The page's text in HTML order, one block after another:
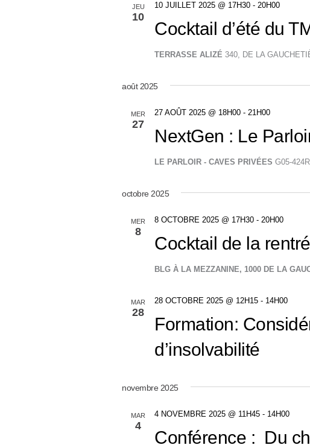
JEU
10
Cocktail d’été du
10 JUILLET 2025 @ 17H30 - 20H00
TERRASSE ALIZÉ 340, DE LA
août 2025
MER
27
NextGen : Le
27 AOÛT 2025 @ 18H00 - 21H00
LE PARLOIR - CAVES PRIVÉES G05-
octobre 2025
MER
8
Cocktail de la
8 OCTOBRE 2025 @ 17H30 - 20H00
BLG À LA MEZZANINE, 1000 DE LA
MAR
28
Formation:
d’insolvabilité
28 OCTOBRE 2025 @ 12H15 - 14H00
novembre 2025
MAR
4
Conférence : Du
4 NOVEMBRE 2025 @ 11H45 - 14H00